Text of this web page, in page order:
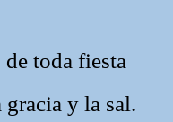
de toda fiesta
gracia y la sal.